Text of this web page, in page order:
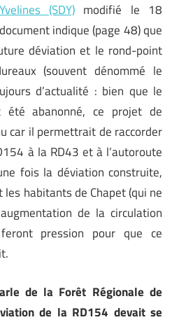
(SDY) modifié le 18
indique (page 48) que
déviation et le rond-point
(souvent dénommé le
d’actualité : bien que le
été abanonné, ce projet de
car il permettrait de raccorder
à la RD43 et à l’autoroute
fois la déviation construite,
habitants de Chapet (qui ne
de la circulation
pression pour que ce
de la Forêt Régionale de
de la RD154 devait se